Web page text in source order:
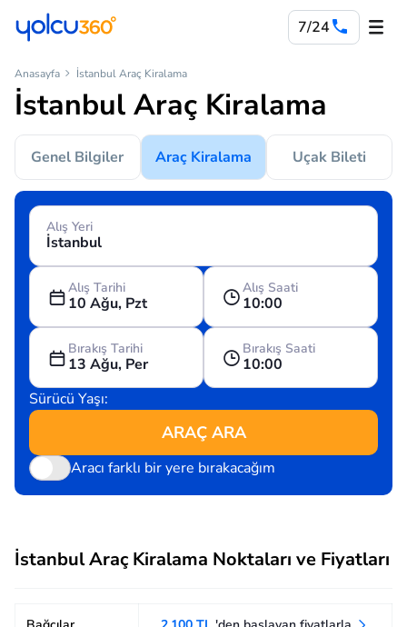
7/24
Anasayfa İstanbul Araç Kiralama
İstanbul Araç Kiralama
Genel Bilgiler Araç Kiralama Uçak Bileti
Alış Yeri
Alış Tarihi
10 Ağu, Pzt
Alış Saati
10:00
Bırakış Tarihi
13 Ağu, Per
Bırakış Saati
10:00
Sürücü Yaşı:
ARAÇ ARA
Aracı farklı bir yere bırakacağım
İstanbul Araç Kiralama Noktaları ve Fiyatları